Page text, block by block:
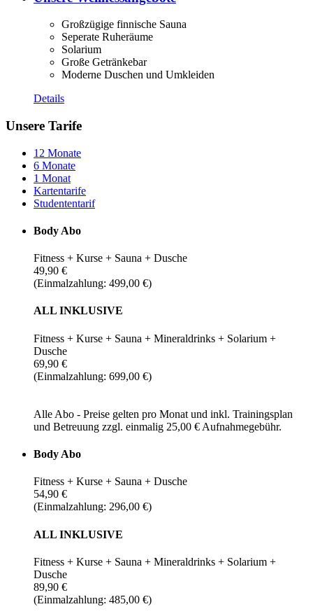
Großzügige finnische Sauna
Seperate Ruheräume
Solarium
Große Getränkebar
Moderne Duschen und Umkleiden
Details
Unsere Tarife
12 Monate
6 Monate
1 Monat
Kartentarife
Studententarif
Body Abo
Fitness + Kurse + Sauna + Dusche
49,90 €
(Einmalzahlung: 499,00 €)
ALL INKLUSIVE
Fitness + Kurse + Sauna + Mineraldrinks + Solarium +
Dusche
69,90 €
(Einmalzahlung: 699,00 €)
Alle Abo - Preise gelten pro Monat und inkl. Trainingsplan
und Betreuung zzgl. einmalig 25,00 € Aufnahmegebühr.
Body Abo
Fitness + Kurse + Sauna + Dusche
54,90 €
(Einmalzahlung: 296,00 €)
ALL INKLUSIVE
Fitness + Kurse + Sauna + Mineraldrinks + Solarium +
Dusche
89,90 €
(Einmalzahlung: 485,00 €)